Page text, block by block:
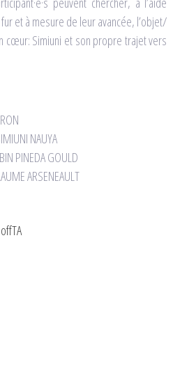
et à mesure de leur avancée, l’objet/
cœur: Simiuni et son propre trajet vers
NAUYA
PINEDA GOULD
ARSENEAULT